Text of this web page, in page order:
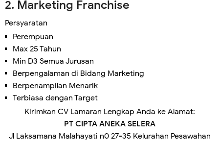
2. Marketing Franchise
Persyaratan
Perempuan
Max 25 Tahun
Min D3 Semua Jurusan
Berpengalaman di Bidang Marketing
Berpenampilan Menarik
Terbiasa dengan Target
Kirimkan CV Lamaran Lengkap Anda ke Alamat:
PT CIPTA ANEKA SELERA
Jl Laksamana Malahayati n0 27-35 Kelurahan Pesawahan